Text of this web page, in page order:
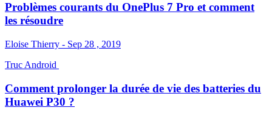
Problèmes courants du OnePlus 7 Pro et comment
les résoudre
Eloise Thierry - Sep 28 , 2019
Truc Android
Comment prolonger la durée de vie des batteries du
Huawei P30 ?